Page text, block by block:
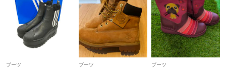
ブーツ ブーツ ブーツ